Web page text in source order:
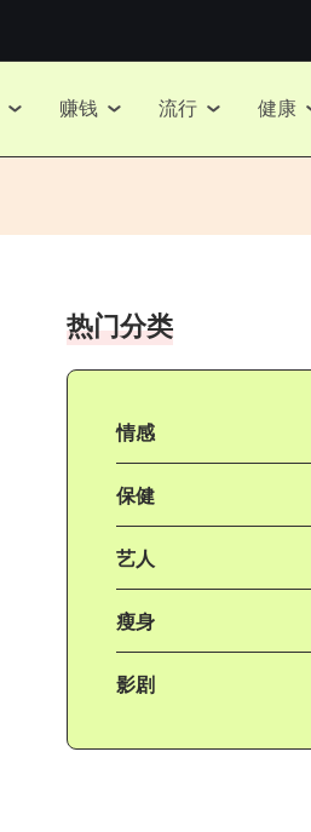
赚钱 流行 健康
热门分类
情感
保健
艺人
瘦身
影剧